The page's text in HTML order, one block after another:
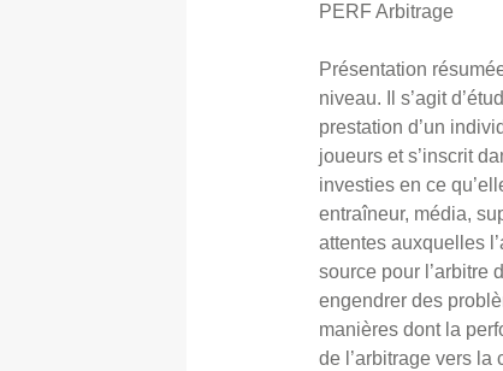
PERF Arbitrage
Présentation
niveau. Il s’agit
prestation d’un
joueurs et s’inscrit
investies en ce
entraîneur, média,
attentes auxquelles
source pour l’arbitre
engendrer des
manières dont la
de l’arbitrage vers